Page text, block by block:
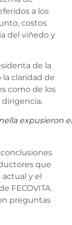
a los
costos
del viñedo y
de la
claridad de
como de los
dirigencia.
expusieron
que
y el
FECOVITA.
preguntas